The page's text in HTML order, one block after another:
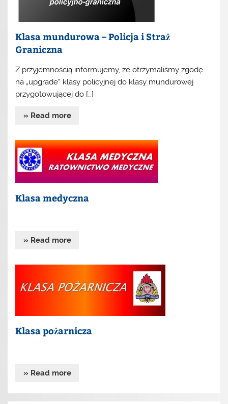
Klasa mundurowa – Policja i Straż
Graniczna
Z przyjemnością informujemy, że otrzymaliśmy zgodę
na „upgrade” klasy policyjnej do klasy mundurowej
przygotowującej do […]
» Read more
Klasa medyczna
» Read more
Klasa pożarnicza
» Read more